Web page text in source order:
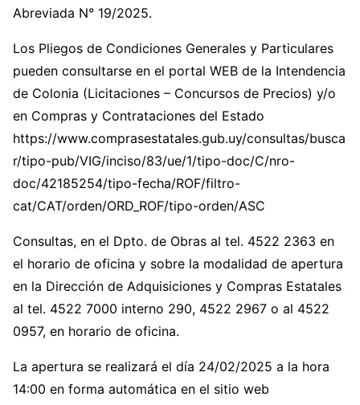
Abreviada N° 19/2025.
Los Pliegos de Condiciones Generales y Particulares
pueden consultarse en el portal WEB de la Intendencia
de Colonia (Licitaciones – Concursos de Precios) y/o
en Compras y Contrataciones del Estado
https://www.comprasestatales.gub.uy/consultas/busca
r/tipo-pub/VIG/inciso/83/ue/1/tipo-doc/C/nro-
doc/42185254/tipo-fecha/ROF/filtro-
cat/CAT/orden/ORD_ROF/tipo-orden/ASC
Consultas, en el Dpto. de Obras al tel. 4522 2363 en
el horario de oficina y sobre la modalidad de apertura
en la Dirección de Adquisiciones y Compras Estatales
al tel. 4522 7000 interno 290, 4522 2967 o al 4522
0957, en horario de oficina.
La apertura se realizará el día 24/02/2025 a la hora
14:00 en forma automática en el sitio web